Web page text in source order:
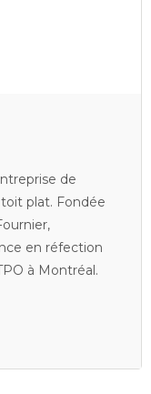
de
plat. Fondée
en réfection
à Montréal.